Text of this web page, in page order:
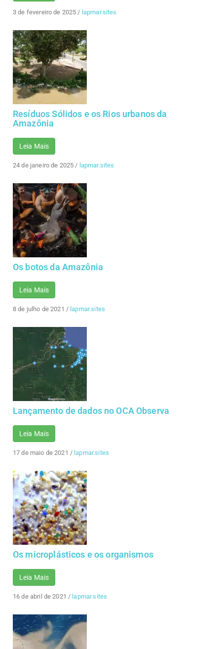
3 de fevereiro de 2025 / lapmar.sites
Resíduos Sólidos e os Rios urbanos da
Amazônia
Leia Mais
24 de janeiro de 2025 / lapmar.sites
Os botos da Amazônia
Leia Mais
8 de julho de 2021 / lapmar.sites
Lançamento de dados no OCA Observa
Leia Mais
17 de maio de 2021 / lapmar.sites
Os microplásticos e os organismos
Leia Mais
16 de abril de 2021 / lapmar.sites